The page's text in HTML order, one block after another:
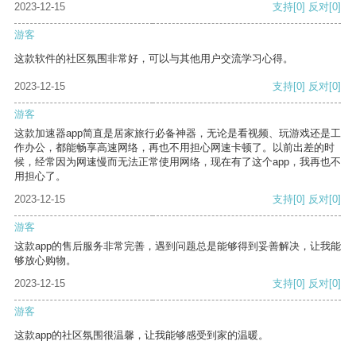
2023-12-15
支持[0] 反对[0]
游客
这款软件的社区氛围非常好，可以与其他用户交流学习心得。
2023-12-15 支持[0] 反对[0]
游客
这款加速器app简直是居家旅行必备神器，无论是看视频、玩游戏还是工
作办公，都能畅享高速网络，再也不用担心网速卡顿了。以前出差的时
候，经常因为网速慢而无法正常使用网络，现在有了这个app，我再也不
用担心了。
2023-12-15
支持[0] 反对[0]
游客
这款app的售后服务非常完善，遇到问题总是能够得到妥善解决，让我能
够放心购物。
2023-12-15
支持[0] 反对[0]
游客
这款app的社区氛围很温馨，让我能够感受到家的温暖。